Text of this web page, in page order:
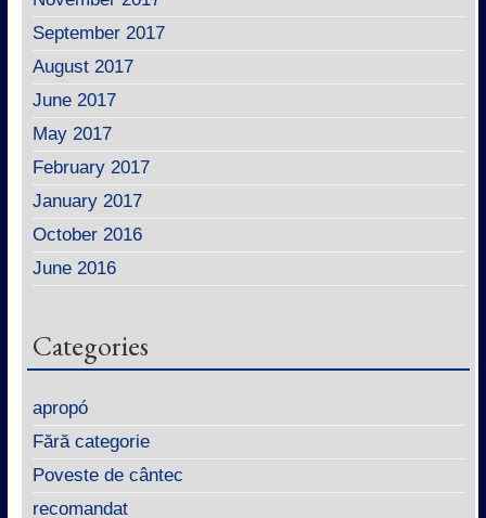
September 2017
August 2017
June 2017
May 2017
February 2017
January 2017
October 2016
June 2016
Categories
apropó
Fără categorie
Poveste de cântec
recomandat